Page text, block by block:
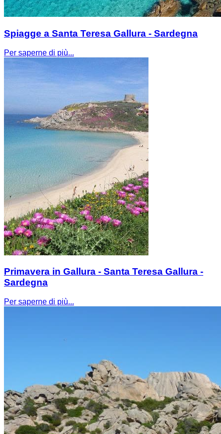
Spiagge a Santa Teresa Gallura - Sardegna
Per saperne di più...
Primavera in Gallura - Santa Teresa Gallura -
Sardegna
Per saperne di più...